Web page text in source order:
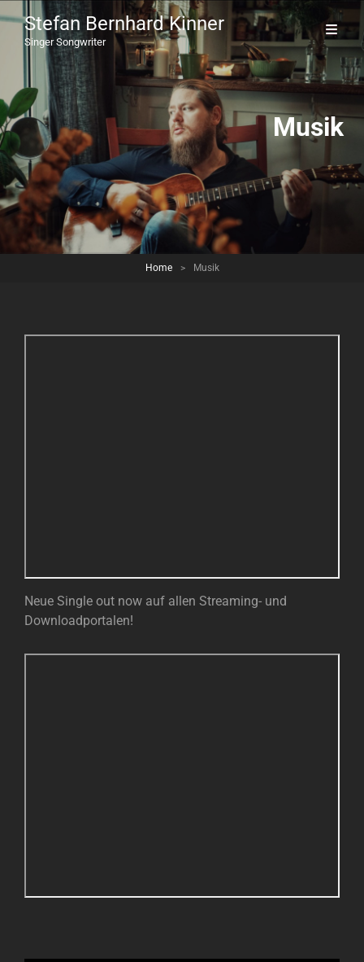
Stefan Bernhard Kinner
Singer Songwriter
Musik
Home > Musik
Neue Single out now auf allen Streaming- und
Downloadportalen!